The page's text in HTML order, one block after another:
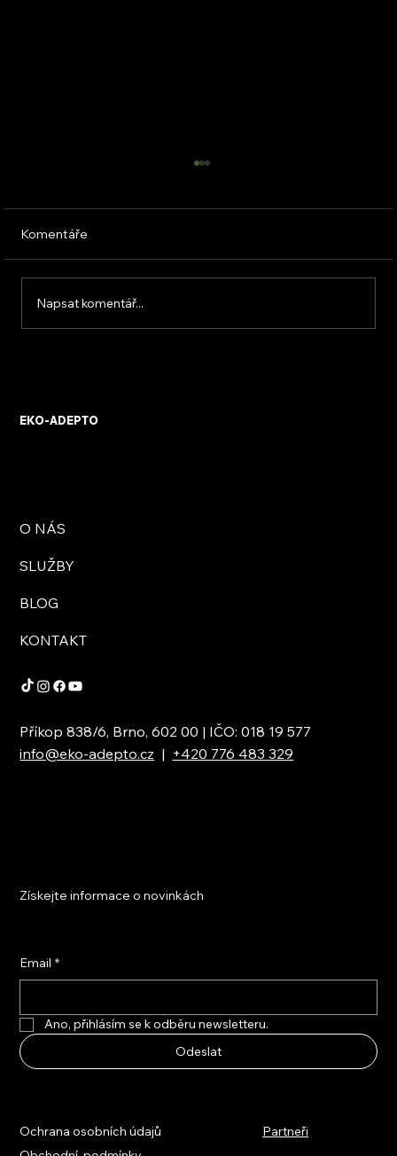
Komentáře
Napsat komentář...
EKO-ADEPTO
O NÁS
SLUŽBY
BLOG
KONTAKT
Příkop 838/6, Brno, 602 00 | IČO: 018 19 577
info@eko-adepto.cz | +420 776 483 329
Získejte informace o novinkách
Email *
Ano, přihlásím se k odběru newsletteru.
Odeslat
Ochrana osobních údajů
Partneři